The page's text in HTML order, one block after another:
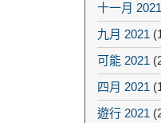
十一月 2021
九月 2021
可能 2021
四月 2021
遊行 2021